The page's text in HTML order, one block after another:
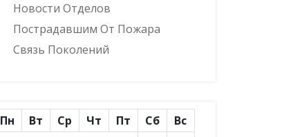
Новости Отделов
Пострадавшим От Пожара
Связь Поколений
Пн Вт Ср Чт Пт Сб
Вс